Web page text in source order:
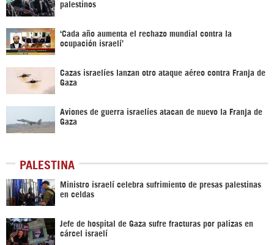
palestinos
‘Cada año aumenta el rechazo mundial contra la
ocupación israelí’
Cazas israelíes lanzan otro ataque aéreo contra Franja de
Gaza
Aviones de guerra israelíes atacan de nuevo la Franja de
Gaza
PALESTINA
Ministro israelí celebra sufrimiento de presas palestinas
en celdas
Jefe de hospital de Gaza sufre fracturas por palizas en
cárcel israelí